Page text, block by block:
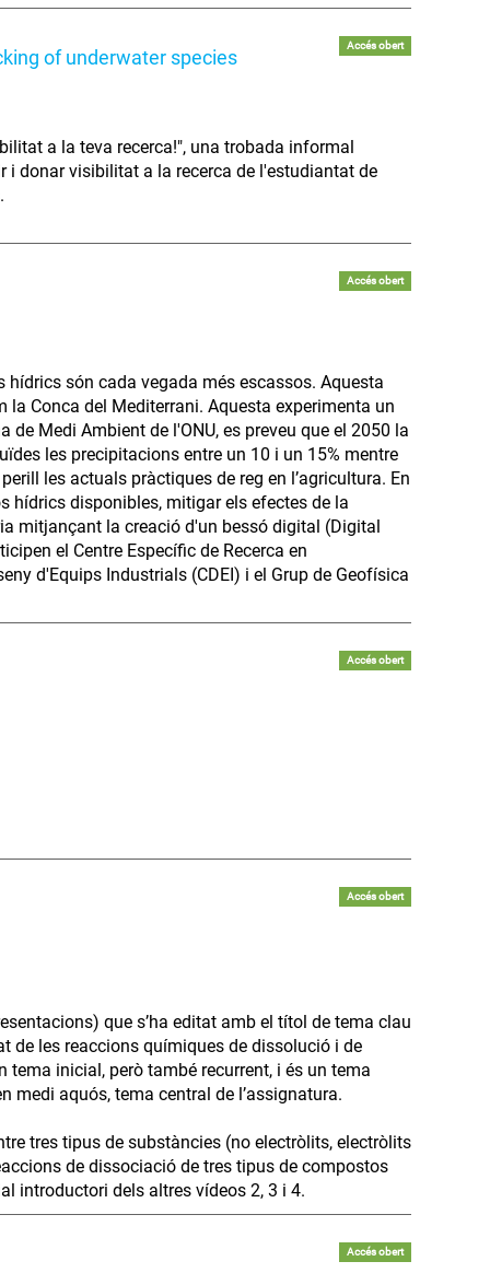
of underwater species
Accés obert
a la teva recerca!", una trobada informal
i donar visibilitat a la recerca de l'estudiantat de
Accés obert
són cada vegada més escassos. Aquesta
Conca del Mediterrani. Aquesta experimenta un
Medi Ambient de l'ONU, es preveu que el 2050 la
les precipitacions entre un 10 i un 15% mentre
les actuals pràctiques de reg en l’agricultura. En
hídrics disponibles, mitigar els efectes de la
mitjançant la creació d'un bessó digital (Digital
el Centre Específic de Recerca en
d'Equips Industrials (CDEI) i el Grup de Geofísica
Accés obert
Accés obert
que s’ha editat amb el títol de tema clau
de les reaccions químiques de dissolució i de
inicial, però també recurrent, i és un tema
aquós, tema central de l’assignatura.
tres tipus de substàncies (no electròlits, electròlits
de dissociació de tres tipus de compostos
introductori dels altres vídeos 2, 3 i 4.
Accés obert